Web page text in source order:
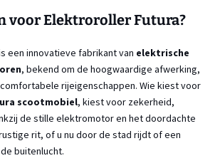
voor Elektroroller Futura?
een innovatieve fabrikant van elektrische
, bekend om de hoogwaardige afwerking,
rijeigenschappen. Wie kiest voor
scootmobiel, kiest voor zekerheid,
de stille elektromotor en het doordachte
rit, of u nu door de stad rijdt of een
buitenlucht.